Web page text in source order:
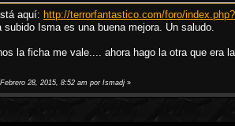
aquí: http://terrorfantastico.com/foro/
subido Isma es una buena mejora. Un saludo.
la ficha me vale.... ahora hago la otra que era
28, 2015, 8:52 am por Ismadj »